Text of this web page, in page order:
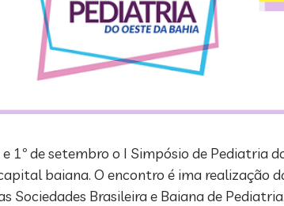
1º de setembro o I Simpósio de Pediatria
baiana. O encontro é ima realização
Sociedades Brasileira e Baiana de